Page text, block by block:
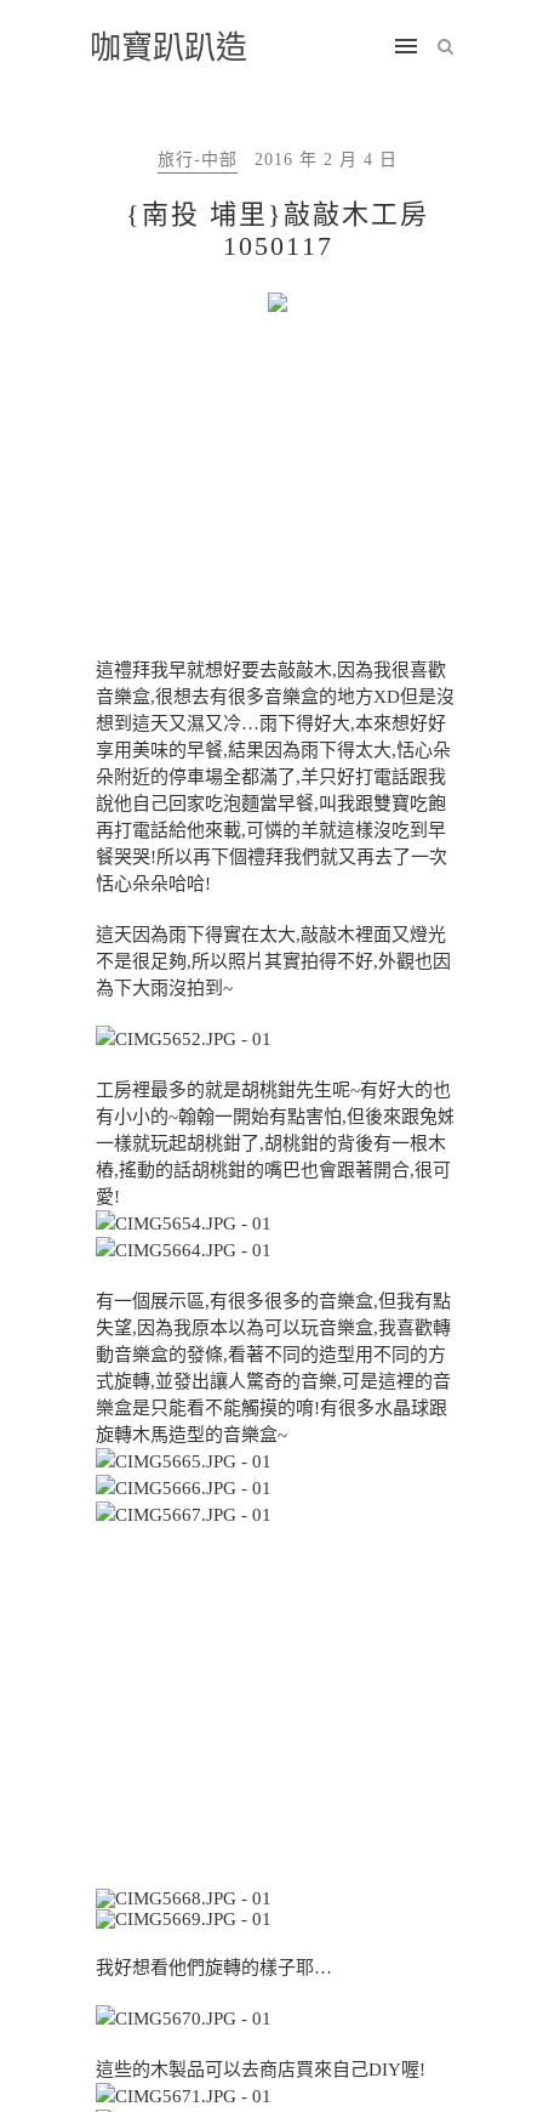
咖寶趴趴造
旅行-中部 2016 年 2 月 4 日
{南投 埔里}敲敲木工房
1050117
這禮拜我早就想好要去敲敲木,因為我很喜歡
音樂盒,很想去有很多音樂盒的地方XD但是沒
想到這天又濕又冷…雨下得好大,本來想好好
享用美味的早餐,結果因為雨下得太大,恬心朵
朵附近的停車場全都滿了,羊只好打電話跟我
說他自己回家吃泡麵當早餐,叫我跟雙寶吃飽
再打電話給他來載,可憐的羊就這樣沒吃到早
餐哭哭!所以再下個禮拜我們就又再去了一次
恬心朵朵哈哈!
這天因為雨下得實在太大,敲敲木裡面又燈光
不是很足夠,所以照片其實拍得不好,外觀也因
為下大雨沒拍到~
工房裡最多的就是胡桃鉗先生呢~有好大的也
有小小的~翰翰一開始有點害怕,但後來跟兔姊
一樣就玩起胡桃鉗了,胡桃鉗的背後有一根木
樁,搖動的話胡桃鉗的嘴巴也會跟著開合,很可
愛!
有一個展示區,有很多很多的音樂盒,但我有點
失望,因為我原本以為可以玩音樂盒,我喜歡轉
動音樂盒的發條,看著不同的造型用不同的方
式旋轉,並發出讓人驚奇的音樂,可是這裡的音
樂盒是只能看不能觸摸的唷!有很多水晶球跟
旋轉木馬造型的音樂盒~
我好想看他們旋轉的樣子耶…
這些的木製品可以去商店買來自己DIY喔!